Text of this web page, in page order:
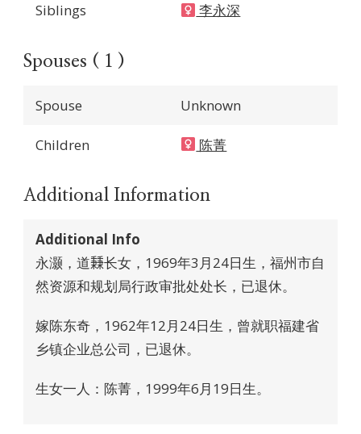
Siblings 李永深
Spouses ( 1 )
Spouse Unknown
Children 陈菁
Additional Information
Additional Info
永灏，道𥡝长女，1969年3月24日生，福州市自
然资源和规划局行政审批处处长，已退休。
嫁陈东奇，1962年12月24日生，曾就职福建省
乡镇企业总公司，已退休。
生女一人：陈菁，1999年6月19日生。